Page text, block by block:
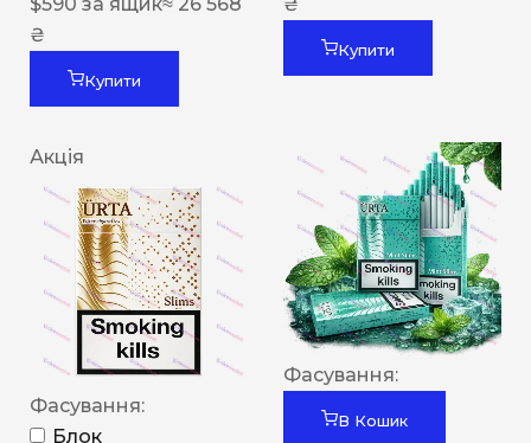
$590 за ящик≈ 26 568
₴
Купити
₴
Купити
Акція
Фасування:
Блок
Фасування:
В Кошик